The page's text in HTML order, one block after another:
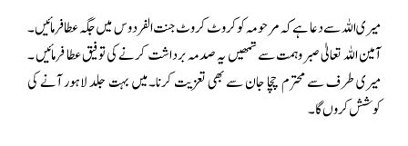
میری اللہ سے دعا ہے کہ مرحومہ کو کروٹ کروٹ جنت الفردوس میں جگہ عطا فرمائیں۔
آمین اللہ تعالیٰ صبروہمت سے تمھیں یہ صدمہ برداشت کرنے کی توفیق عطا فرمائیں ۔
میری طرف سے محترم چچا جان سے بھی تعزیت کرنا۔میں بہت جلد لاہور آنے کی
کوشش کروں گا۔